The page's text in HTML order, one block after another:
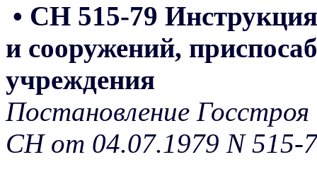
• СН 515-79
и сооружений,
учреждения
Постановление
СН от 04.07.1979 N 515-